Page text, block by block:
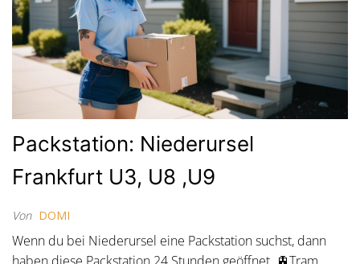
Packstation: Niederursel
Frankfurt U3, U8 ,U9
Von DOMI
Wenn du bei Niederursel eine Packstation suchst, dann